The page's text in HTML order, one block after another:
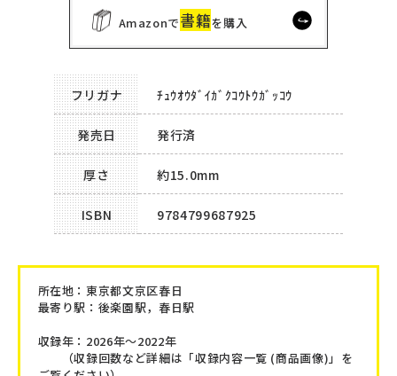
Amazonで書籍を購入
フリガナ ﾁｭｳｵｳﾀﾞｲｶﾞｸｺｳﾄｳｶﾞｯｺｳ
発売日 発行済
厚さ 約15.0mm
ISBN 9784799687925
所在地：東京都文京区春日
最寄り駅：後楽園駅，春日駅
収録年：2026年～2022年
（収録回数など詳細は「収録内容一覧 (商品画像)」を